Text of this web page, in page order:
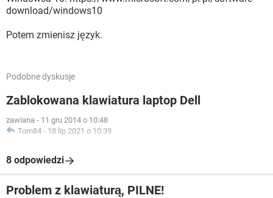
download/windows10
Potem zmienisz język.
Podobne dyskusje
Zablokowana klawiatura laptop Dell
zawiana - 11 gru 2014 o 10:48
Tom84 - 18 lip 2021 o 10:39
8 odpowiedzi
Problem z klawiaturą, PILNE!